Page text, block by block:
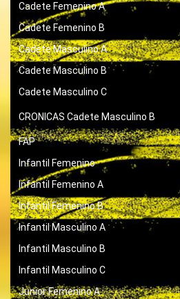
Cadete Femenino A
Cadete Femenino B
Cadete Masculino A
Cadete Masculino B
Cadete Masculino C
CRONICAS Cadete Masculino B
FAP
Infantil Femenino
Infantil Femenino A
Infantil Femenino B
Infantil Masculino A
Infantil Masculino B
Infantil Masculino C
Junior Femenino A